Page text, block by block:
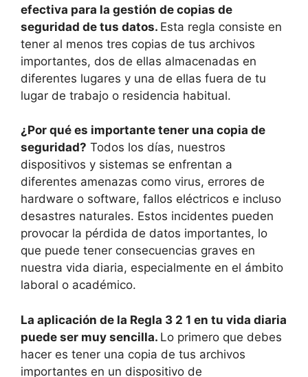
efectiva para la gestión de copias de
seguridad de tus datos. Esta regla consiste en
tener al menos tres copias de tus archivos
importantes, dos de ellas almacenadas en
diferentes lugares y una de ellas fuera de tu
lugar de trabajo o residencia habitual.
¿Por qué es importante tener una copia de
seguridad? Todos los días, nuestros
dispositivos y sistemas se enfrentan a
diferentes amenazas como virus, errores de
hardware o software, fallos eléctricos e incluso
desastres naturales. Estos incidentes pueden
provocar la pérdida de datos importantes, lo
que puede tener consecuencias graves en
nuestra vida diaria, especialmente en el ámbito
laboral o académico.
La aplicación de la Regla 3 2 1 en tu vida diaria
puede ser muy sencilla. Lo primero que debes
hacer es tener una copia de tus archivos
importantes en un dispositivo de